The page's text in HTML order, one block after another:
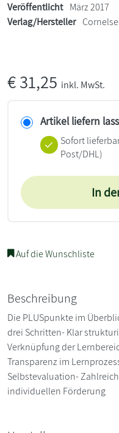
Veröffentlicht März 2017
Verlag/Hersteller
€31,25 inkl. MwSt.
Artikel liefern
Sofort
Post/DHL)
In
Auf die Wunschliste
Beschreibung
Die PLUSpunkte im
drei Schritten- Klar
Verknüpfung der
Transparenz im
Selbstevaluation-
individuellen Förderung